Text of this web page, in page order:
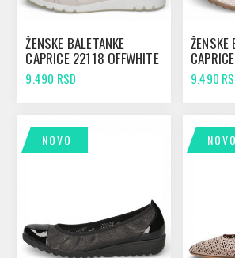
ŽENSKE BALETANKE
CAPRICE 22118 OFFWHITE
NAPPA
9.490 RSD
ŽENSKE
COMB
9.490
NOVO NOVO